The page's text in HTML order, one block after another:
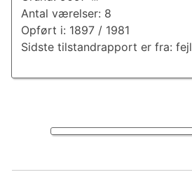
Antal værelser: 8
Opført i: 1897 / 1981
Sidste tilstandrapport er fra: fejl